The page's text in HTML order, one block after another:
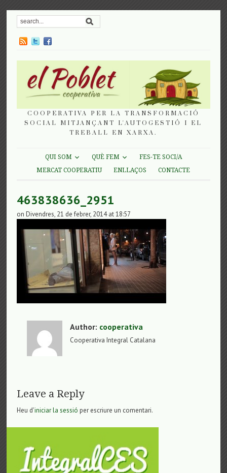
COOPERATIVA PER LA TRANSFORMACIÓ
SOCIAL MITJANÇANT L'AUTOGESTIÓ I EL
TREBALL EN XARXA.
QUI SOM QUÈ FEM
FES-TE SOCI/A
MERCAT COOPERATIU
ENLLAÇOS CONTACTE
463838636_2951
on Divendres, 21 de febrer, 2014 at 18:57
Author: cooperativa
Cooperativa Integral Catalana
Leave a Reply
Heu d'iniciar la sessió per escriure un comentari.